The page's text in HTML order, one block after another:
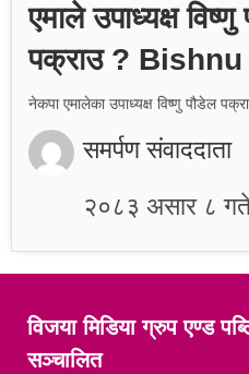
एमाले उपाध्यक्ष
पक्राउ ?
नेकपा एमालेका उपाध्यक्ष विष्णु पौडेल
समर्पण संवाददाता
२०८३ असार ८
विजया मिडिया ग्रुप एण्ड
सञ्चालित